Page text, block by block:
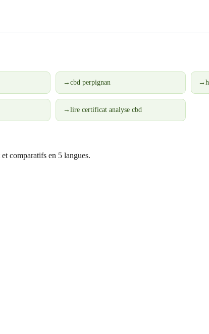
→cbd perpignan →
→lire certificat analyse cbd
comparatifs en 5 langues.